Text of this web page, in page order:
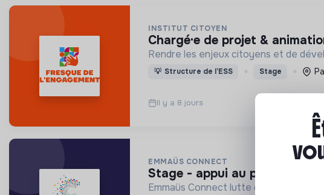
INSTITUT CITOYEN
chargé·e de projet &
Rendre les enjeux citoyens et de
💡 Structure de l’ESS Stage
Il y a 8 jours
EMMAÜS CONNECT
stage - appui au projet
Emmaüs Connect lutte contre